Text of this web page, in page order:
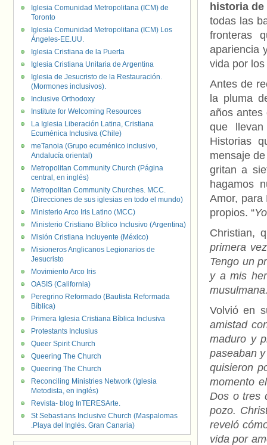
historia
todas las
fronteras
apariencia
vida por
Antes de
la pluma
años antes
que
Historias
mensaje
gritan a
hagamos
Amor, para
propios. “
Christian,
primera
Tengo un
y a mis
Volvió en
amistad
maduro y
paseaban
quisieron
momento
Dos o tres
pozo.
reveló
vida por
Iglesia Comunidad Metropolitana (ICM) de
Toronto
Iglesia Comunidad Metropolitana (ICM) Los
Ángeles-EE.UU.
Iglesia Cristiana de la Puerta
Iglesia Cristiana Unitaria de Argentina
Iglesia de Jesucristo de la Restauración.
(Mormones inclusivos).
Inclusive Orthodoxy
Institute for Welcoming Resources
La Iglesia Liberación Latina, Cristiana
Ecuménica Inclusiva (Chile)
meTanoia (Grupo ecuménico inclusivo,
Andalucía oriental)
Metropolitan Community Church (Página
central, en inglés)
Metropolitan Community Churches. MCC.
(Direcciones de sus iglesias en todo el mundo)
Ministerio Arco Iris Latino (MCC)
Ministerio Cristiano Bíblico Inclusivo (Argentina)
Misión Cristiana Incluyente (México)
Misioneros Anglicanos Legionarios de
Jesucristo
Movimiento Arco Iris
OASIS (California)
Peregrino Reformado (Bautista Reformada
Bíblica)
Primera Iglesia Cristiana Bíblica Inclusiva
Protestants Inclusius
Queer Spirit Church
Queering The Church
Queering The Church
Reconciling Ministries Network (Iglesia
Metodista, en inglés)
Revista- blog InTERESArte.
St Sebastians Inclusive Church (Maspalomas
.Playa del Inglés. Gran Canaria)